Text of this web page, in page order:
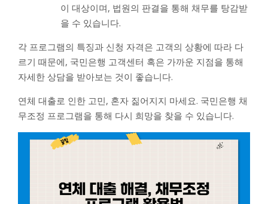
이 대상이며, 법원의 판결을 통해 채무를 탕감받
을 수 있습니다.
각 프로그램의 특징과 신청 자격은 고객의 상황에 따라 다
르기 때문에, 국민은행 고객센터 혹은 가까운 지점을 통해
자세한 상담을 받아보는 것이 좋습니다.
연체 대출로 인한 고민, 혼자 짊어지지 마세요. 국민은행 채
무조정 프로그램을 통해 다시 희망을 찾을 수 있습니다.